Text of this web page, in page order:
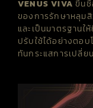
VENUS VIVA ขึ้น
ของการรักษาหลุม
และเป็นมาตรฐานใ
ปรับใช้ได้อย่างตอบ
ทันกระแสการเปลี่